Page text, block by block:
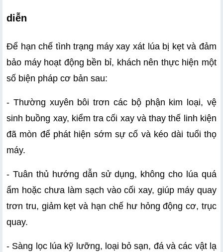
diễn
Để hạn chế tình trạng máy xay xát lúa bị kẹt và đảm
bảo máy hoạt động bền bỉ, khách nên thực hiện một
số biện pháp cơ bản sau:
- Thường xuyên bôi trơn các bộ phận kim loại, vệ
sinh buồng xay, kiểm tra cối xay và thay thế linh kiện
đã mòn để phát hiện sớm sự cố và kéo dài tuổi thọ
máy.
- Tuân thủ hướng dẫn sử dụng, không cho lúa quá
ẩm hoặc chưa làm sạch vào cối xay, giúp máy quay
trơn tru, giảm kẹt và hạn chế hư hỏng động cơ, trục
quay.
- Sàng lọc lúa kỹ lưỡng, loại bỏ sạn, đá và các vật lạ